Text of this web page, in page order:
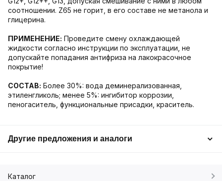
соотношении. Z65 не горит, в его составе не метанола и
глицерина.
ПРИМЕНЕНИЕ: Проведите смену охлаждающей
жидкости согласно инструкции по эксплуатации, не
допускайте попадания антифриза на лакокрасочное
покрытие!
СОСТАВ: Более 30%: вода деминерализованная,
этиленгликоль; менее 5%: ингибитор коррозии,
пеногаситель, функциональные присадки, краситель.
Другие предложения и аналоги
Каталог